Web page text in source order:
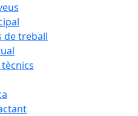
de treball